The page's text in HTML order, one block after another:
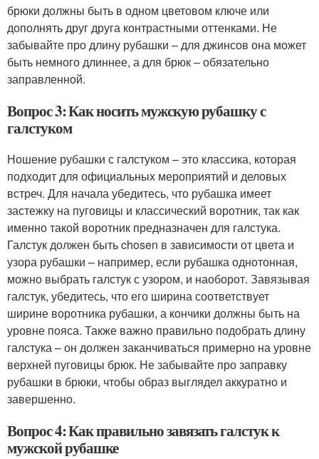
брюки должны быть в одном цветовом ключе или
дополнять друг друга контрастными оттенками. Не
забывайте про длину рубашки – для джинсов она может
быть немного длиннее, а для брюк – обязательно
заправленной.
Вопрос 3: Как носить мужскую рубашку с
галстуком
Ношение рубашки с галстуком – это классика, которая
подходит для официальных мероприятий и деловых
встреч. Для начала убедитесь, что рубашка имеет
застежку на пуговицы и классический воротник, так как
именно такой воротник предназначен для галстука.
Галстук должен быть chosen в зависимости от цвета и
узора рубашки – например, если рубашка однотонная,
можно выбрать галстук с узором, и наоборот. Завязывая
галстук, убедитесь, что его ширина соответствует
ширине воротника рубашки, а кончики должны быть на
уровне пояса. Также важно правильно подобрать длину
галстука – он должен заканчиваться примерно на уровне
верхней пуговицы брюк. Не забывайте про заправку
рубашки в брюки, чтобы образ выглядел аккуратно и
завершенно.
Вопрос 4: Как правильно завязать галстук к
мужской рубашке